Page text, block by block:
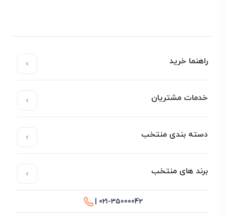
راهنما خرید
خدمات مشتریان
دسته بندی منتخب
برند های منتخب
021-35000042 |